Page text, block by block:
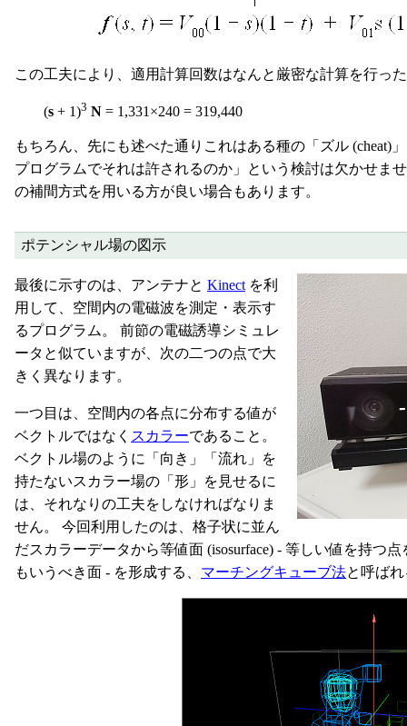
この工夫により、適用計算回数はなんと厳密な計算を行っ
(s + 1)3 N = 1,331×240 = 319,440
もちろん、先にも述べた通りこれはある種の「ズル (cheat)
プログラムでそれは許されるのか」という検討は欠かせま
の補間方式を用いる方が良い場合もあります。
ポテンシャル場の図示
最後に示すのは、アンテナと Kinect を利
用して、空間内の電磁波を測定・表示す
るプログラム。 前節の電磁誘導シミュレ
ータと似ていますが、次の二つの点で大
きく異なります。
一つ目は、空間内の各点に分布する値が
ベクトルではなく スカラーであること。
ベクトル場のように「向き」「流れ」を
持たないスカラー場の「形」を見せるに
は、それなりの工夫をしなければなりま
せん。 今回利用したのは、格子状に並ん
だスカラーデータから等値面 (isosurface) - 等しい値を持つ
もいうべき面 - を形成する、 マーチングキューブ法と呼ば